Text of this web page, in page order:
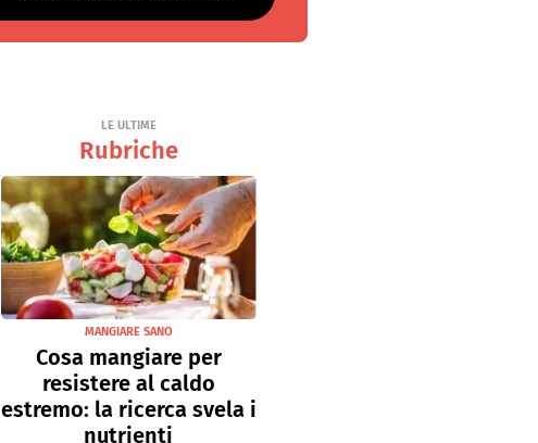
LE ULTIME
Rubriche
MANGIARE SANO
Cosa mangiare per
resistere al caldo
estremo: la ricerca svela i
nutrienti